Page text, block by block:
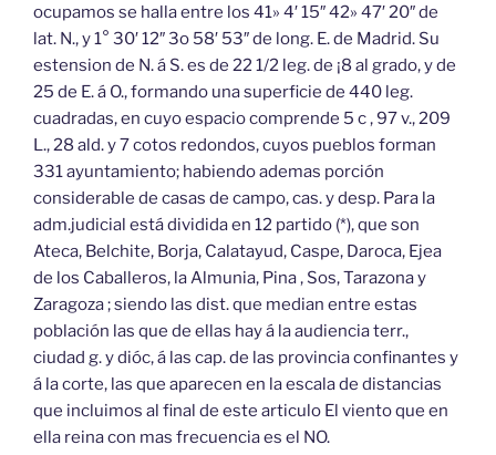
ocupamos se halla entre los 41» 4′ 15″ 42» 47′ 20″ de
lat. N., y 1° 30′ 12″ 3o 58′ 53″ de long. E. de Madrid. Su
estension de N. á S. es de 22 1/2 leg. de ¡8 al grado, y de
25 de E. á O., formando una superficie de 440 leg.
cuadradas, en cuyo espacio comprende 5 c , 97 v., 209
L., 28 ald. y 7 cotos redondos, cuyos pueblos forman
331 ayuntamiento; habiendo ademas porción
considerable de casas de campo, cas. y desp. Para la
adm.judicial está dividida en 12 partido (*), que son
Ateca, Belchite, Borja, Calatayud, Caspe, Daroca, Ejea
de los Caballeros, la Almunia, Pina , Sos, Tarazona y
Zaragoza ; siendo las dist. que median entre estas
población las que de ellas hay á la audiencia terr.,
ciudad g. y dióc, á las cap. de las provincia confinantes y
á la corte, las que aparecen en la escala de distancias
que incluimos al final de este articulo El viento que en
ella reina con mas frecuencia es el NO.